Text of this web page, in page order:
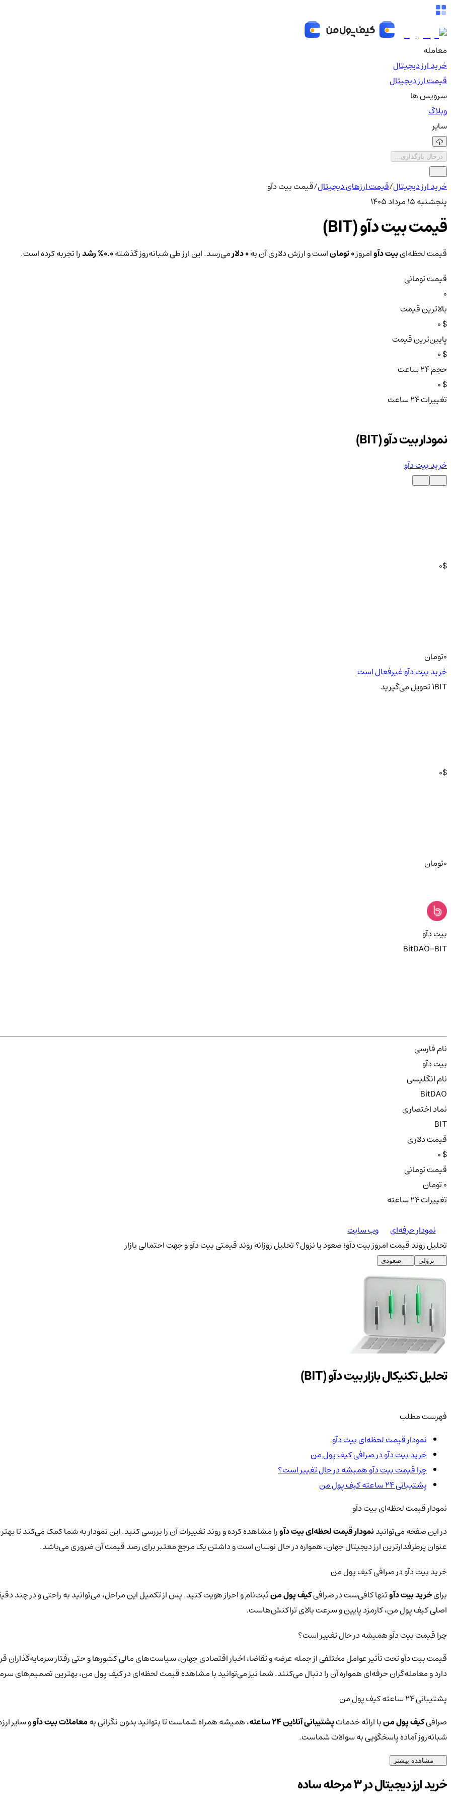
معامله
خرید ارز دیجیتال
قیمت ارز دیجیتال
سرویس ها
وبلاگ
سایر
درحال بارگذاری...
خرید ارز دیجیتال/قیمت ارزهای دیجیتال/قیمت بیت دآو
پنجشنبه ۱۵ مرداد ۱۴۰۵
قیمت بیت دآو (BIT)
قیمت لحظه‌ایبیت دآوامروز0 تومان است و ارزش دلاری آن به0 دلار می‌رسد. این ارز طی شبانه‌روز گذشته0.0% رشدرا تجربه کرده است.
قیمت تومانی
0
بالاترین قیمت
$ 0
پایین‌ترین قیمت
$ 0
حجم ۲۴ ساعت
$ 0
تغییرات ۲۴ ساعت
نمودار بیت دآو (BIT)
خرید بیت دآو
0$
0تومان
خرید بیت دآو غیرفعال است
1BIT تحویلمی‌گیرید
0$
0تومان
بیت دآو
BitDAO-BIT
نام فارسی
بیت دآو
نام انگلیسی
BitDAO
نماد اختصاری
BIT
قیمت دلاری
0 $
قیمت تومانی
0 تومان
تغییرات ۲۴ ساعته
نمودار حرفه‌ای
وب سایت
تحلیل روند قیمت امروز بیت دآو؛ صعود یا نزول؟تحلیل روزانه روند قیمتی بیت دآو و جهت احتمالی بازار
نزولی صعودی
تحلیل تکنیکال بازار بیت دآو (BIT)
فهرست مطلب
نمودار قیمت لحظه‌ای بیت دآو
خرید بیت دآو در صرافی کیف پول من
چرا قیمت بیت دآو همیشه در حال تغییر است؟
پشتیبانی ۲۴ ساعته کیف پول من
نمودار قیمت لحظه‌ای بیت دآو
در این صفحه می‌توانیدنمودار قیمت لحظه‌ای بیت دآورا مشاهده کرده و روند تغییرات آن را بررسی کنید. این نمودار به شما کمک می‌کند تا
عنوان پرطرفدارترین ارز دیجیتال جهان، همواره در حال نوسان است و داشتن یک مرجع معتبر برای رصد قیمت آن ضروری می‌باشد.
خرید بیت دآو در صرافی کیف پول من
برایخرید بیت دآوتنها کافی‌ست در صرافیکیف پول منثبت‌نام و احراز هویت کنید. پس از تکمیل این مراحل، می‌توانید به راحتی و در چند
اصلی کیف پول من، کارمزد پایین و سرعت بالای تراکنش‌هاست.
چرا قیمت بیت دآو همیشه در حال تغییر است؟
قیمت بیت دآو تحت تأثیر عوامل مختلفی از جمله عرضه و تقاضا، اخبار اقتصادی جهان، سیاست‌های مالی کشورها و حتی رفتار سرمایه‌گذاران
دارد و معامله‌گران حرفه‌ای همواره آن را دنبال می‌کنند. شما نیز می‌توانید با مشاهده قیمت لحظه‌ای در کیف پول من، بهترین تصمیم‌های
پشتیبانی ۲۴ ساعته کیف پول من
صرافیکیف پول منبا ارائه خدماتپشتیبانی آنلاین ۲۴ ساعته ، همیشه همراه شماست تا بتوانید بدون نگرانی بهمعاملات بیت دآوو سایر
شبانه‌روز آماده پاسخگویی به سوالات شماست.
مشاهده بیشتر
خرید ارز دیجیتال در 3 مرحله ساده